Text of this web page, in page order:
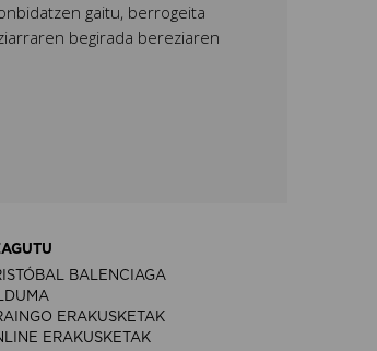
gaitu, berrogeita
begirada bereziaren
BALENCIAGA
ERAKUSKETAK
ERAKUSKETAK